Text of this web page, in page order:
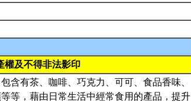
權及不得非法影印
含有茶、咖啡、巧克力、可可、食品香味、
等，藉由日常生活中經常食用的產品，提升